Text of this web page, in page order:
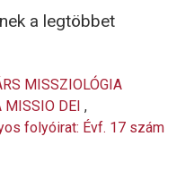
a legtöbbet
MISSZIOLÓGIA
MISSIO DEI ,
folyóirat: Évf. 17 szám